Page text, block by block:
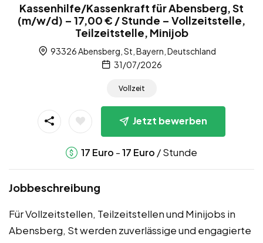
Kassenhilfe/Kassenkraft für Abensberg, St
(m/w/d) – 17,00 € / Stunde – Vollzeitstelle,
Teilzeitstelle, Minijob
93326 Abensberg, St, Bayern, Deutschland
31/07/2026
Vollzeit
Jetzt bewerben
17 Euro -17 Euro / Stunde
Jobbeschreibung
Für Vollzeitstellen, Teilzeitstellen und Minijobs in
Abensberg, St werden zuverlässige und engagierte